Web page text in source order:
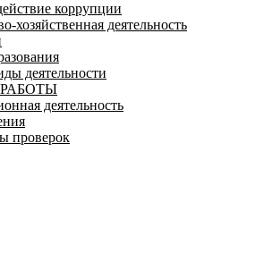
коррупции
хозяйственная деятельность
деятельности
деятельность
проверок